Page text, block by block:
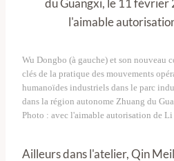
Wu Dongbo (à gauche) et son nouveau
clés de la pratique des mouvements
humanoïdes industriels dans le parc
dans la région autonome Zhuang du
Photo : avec l'aimable autorisation de
Ailleurs dans l'atelier, Qin